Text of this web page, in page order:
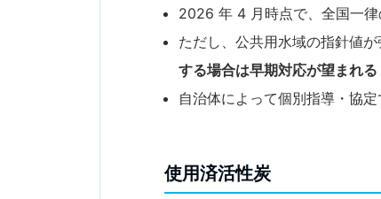
2026 年 4 月時点で、全国一
ただし、公共用水域の指針値が
する場合は早期対応が望まれる
自治体によって個別指導・協
使用済活性炭